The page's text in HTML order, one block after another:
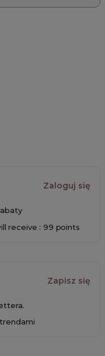
Zaloguj się
receive : 99 points
Zapisz się